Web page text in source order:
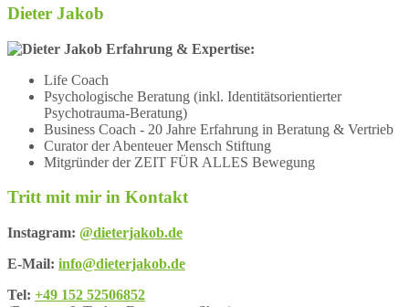
Dieter Jakob
Erfahrung & Expertise:
Life Coach
Psychologische Beratung (inkl. Identitätsorientierter
Psychotrauma-Beratung)
Business Coach - 20 Jahre Erfahrung in Beratung & Vertrieb
Curator der Abenteuer Mensch Stiftung
Mitgründer der ZEIT FÜR ALLES Bewegung
Tritt mit mir in Kontakt
Instagram: @dieterjakob.de
E-Mail: info@dieterjakob.de
Tel: +49 152 52506852